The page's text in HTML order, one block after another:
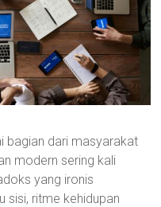
bagian dari masyarakat
modern sering kali
yang ironis
sisi, ritme kehidupan